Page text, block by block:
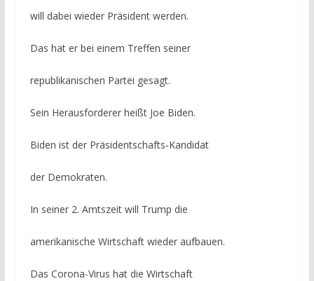
will dabei wieder Präsident werden.
Das hat er bei einem Treffen seiner
republikanischen Partei gesagt.
Sein Herausforderer heißt Joe Biden.
Biden ist der Präsidentschafts-Kandidat
der Demokraten.
In seiner 2. Amtszeit will Trump die
amerikanische Wirtschaft wieder aufbauen.
Das Corona-Virus hat die Wirtschaft